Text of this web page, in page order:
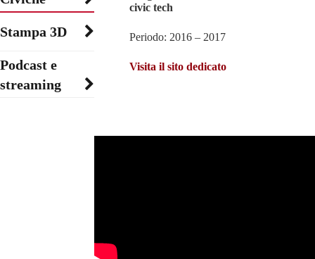
Stampa 3D
Podcast e
streaming
civic tech
Periodo: 2016 – 2017
Visita il sito dedicato